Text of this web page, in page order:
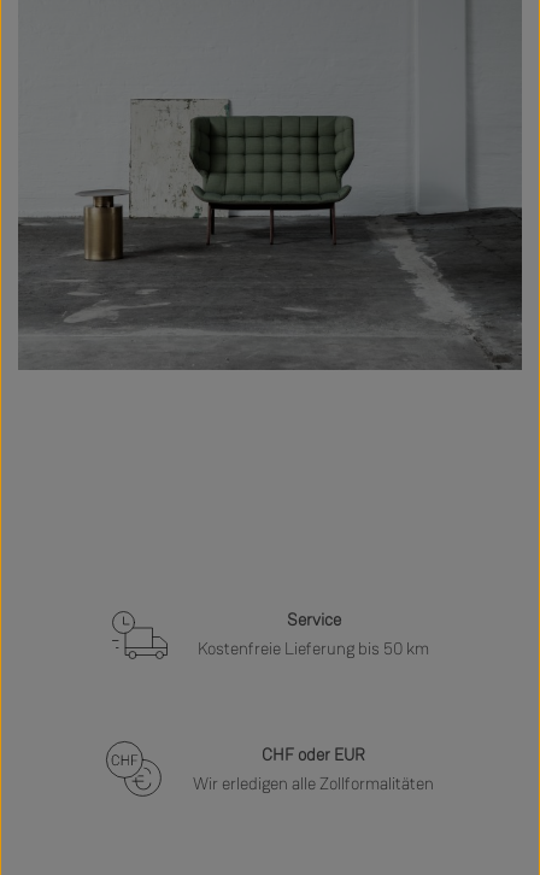
Service
Kostenfreie Lieferung bis 50 km
CHF oder EUR
Wir erledigen alle Zollformalitäten